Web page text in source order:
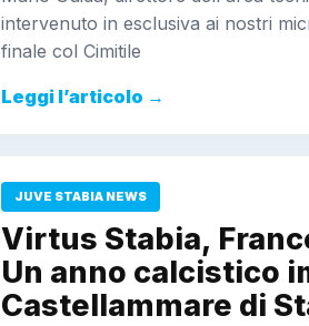
intervenuto in esclusiva ai nostri
finale col Cimitile
Leggi l’articolo →
JUVE STABIA NEWS
Virtus Stabia,
Un anno calcistico
Castellammare di